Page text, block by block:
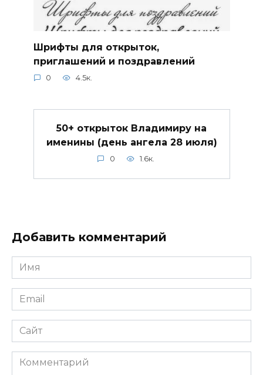
Шрифты для открыток,
приглашений и поздравлений
0 4.5к.
50+ открыток Владимиру на
именины (день ангела 28 июля)
0 1.6к.
Добавить комментарий
Имя
*
Email
*
Сайт
Комментарий